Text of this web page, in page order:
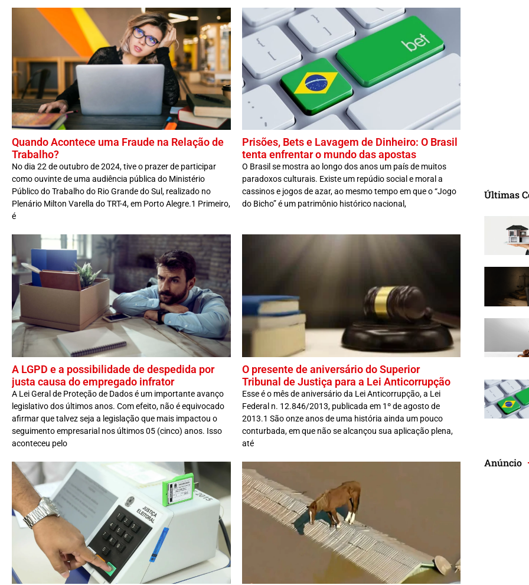
Quando Acontece uma Fraude na Relação de
Trabalho?
No dia 22 de outubro de 2024, tive o prazer de participar
como ouvinte de uma audiência pública do Ministério
Público do Trabalho do Rio Grande do Sul, realizado no
Plenário Milton Varella do TRT-4, em Porto Alegre.1 Primeiro,
é
Prisões, Bets e Lavagem de Dinheiro: O Brasil
tenta enfrentar o mundo das apostas
O Brasil se mostra ao longo dos anos um país de muitos
paradoxos culturais. Existe um repúdio social e moral a
cassinos e jogos de azar, ao mesmo tempo em que o “Jogo
do Bicho” é um patrimônio histórico nacional,
A LGPD e a possibilidade de despedida por
justa causa do empregado infrator
A Lei Geral de Proteção de Dados é um importante avanço
legislativo dos últimos anos. Com efeito, não é equivocado
afirmar que talvez seja a legislação que mais impactou o
seguimento empresarial nos últimos 05 (cinco) anos. Isso
aconteceu pelo
O presente de aniversário do Superior
Tribunal de Justiça para a Lei Anticorrupção
Esse é o mês de aniversário da Lei Anticorrupção, a Lei
Federal n. 12.846/2013, publicada em 1º de agosto de
2013.1 São onze anos de uma história ainda um pouco
conturbada, em que não se alcançou sua aplicação plena,
até
Últimas
Anúncio